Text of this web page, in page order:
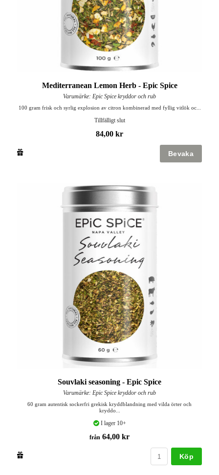
Mediterranean Lemon Herb - Epic Spice
Varumärke: Epic Spice kryddor och rub
100 gram frisk och syrlig explosion av citron kombinerad med fyllig vitlök oc...
Tillfälligt slut
84,00 kr
Souvlaki seasoning - Epic Spice
Varumärke: Epic Spice kryddor och rub
60 gram autentisk sockerfri grekisk kryddblandning med vilda örter och
kryddo...
I lager 10+
från 64,00 kr
Köp